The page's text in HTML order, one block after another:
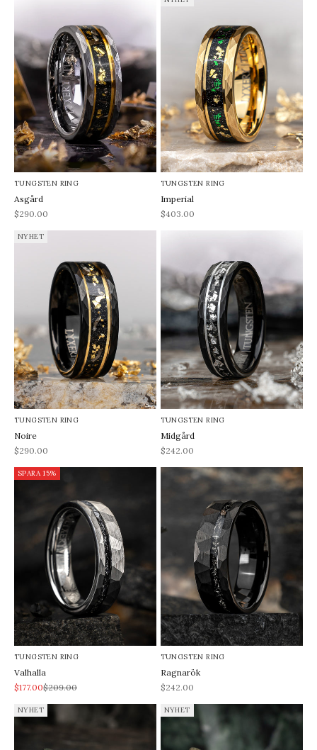
TUNGSTEN RING
Asgård
REA-pris
$290.00
TUNGSTEN RING
Imperial
REA-pris
$403.00
NYHET
TUNGSTEN RING
Noire
REA-pris
$290.00
TUNGSTEN RING
Midgård
REA-pris
$242.00
SPARA 15%
TUNGSTEN RING
Valhalla
REA-pris
$177.00Pris
$209.00
TUNGSTEN RING
Ragnarök
REA-pris
$242.00
NYHET NYHET